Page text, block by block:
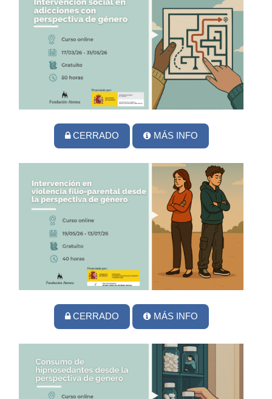
CERRADO MÁS INFO
CERRADO MÁS INFO